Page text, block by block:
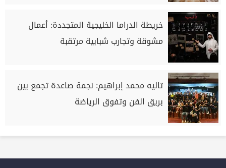
خريطة الدراما الخليجية المتجددة: أعمال
مشوقة وتجارب شبابية مرتقبة
تاليه محمد إبراهيم: نجمة صاعدة تجمع بين
بريق الفن وتفوق الرياضة